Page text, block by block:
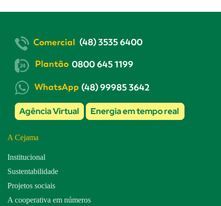
A Cejama
Institucional
Sustentabilidade
Projetos sociais
A cooperativa em números